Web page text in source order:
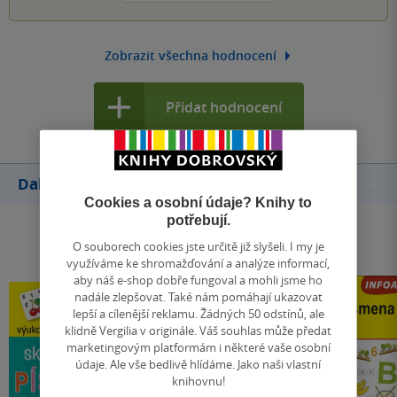
Zobrazit všechna hodnocení
Přidat hodnocení
Další knihy autora
Cookies a osobní údaje? Knihy to
potřebují.
O souborech cookies jste určitě již slyšeli. I my je
využíváme ke shromažďování a analýze informací,
aby náš e-shop dobře fungoval a mohli jsme ho
nadále zlepšovat. Také nám pomáhají ukazovat
lepší a cílenější reklamu. Žádných 50 odstínů, ale
klidně Vergilia v originále. Váš souhlas může předat
marketingovým platformám i některé vaše osobní
údaje. Ale vše bedlivě hlídáme. Jako naši vlastní
knihovnu!